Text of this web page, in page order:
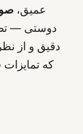
عمیق،
دوستی —
دقیق و از
که